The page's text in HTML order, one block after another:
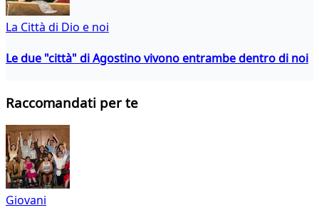
La Città di Dio e noi
Le due "città" di Agostino vivono entrambe dentro di noi
Raccomandati per te
Giovani